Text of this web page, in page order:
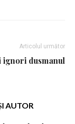
Articolul următor
ignori dusmanul
AUTOR